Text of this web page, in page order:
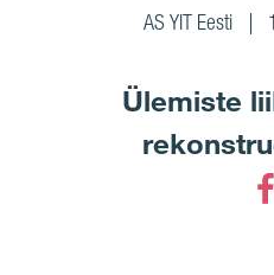
AS YIT Eesti
Ülemiste